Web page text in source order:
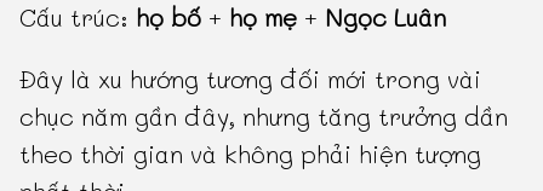
Cấu trúc: họ bố + họ mẹ + Ngọc Luân
Đây là xu hướng tương đối mới trong vài
chục năm gần đây, nhưng tăng trưởng dần
theo thời gian và không phải hiện tượng